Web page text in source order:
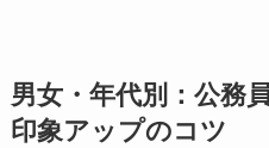
男女・年代別：公務
印象アップのコツ